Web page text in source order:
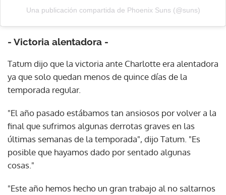
Una publicación compartida de Phoenix Suns (@suns)
- Victoria alentadora -
Tatum dijo que la victoria ante Charlotte era alentadora
ya que solo quedan menos de quince días de la
temporada regular.
"El año pasado estábamos tan ansiosos por volver a la
final que sufrimos algunas derrotas graves en las
últimas semanas de la temporada", dijo Tatum. "Es
posible que hayamos dado por sentado algunas
cosas."
"Este año hemos hecho un gran trabajo al no saltarnos